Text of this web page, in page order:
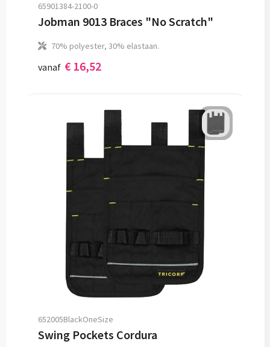
65901384-2100-0
Jobman 9013 Braces "No Scratch"
70% polyester, 30% elastaan.
vanaf € 16,52
652005BlackOneSize
Swing Pockets Cordura